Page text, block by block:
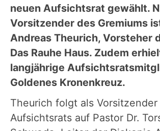
neuen Aufsichtsrat gewählt.
Vorsitzender des Gremiums
Andreas Theurich, Vorsteher
Das Rauhe Haus. Zudem
langjährige
Goldenes Kronenkreuz.
Theurich folgt als Vorsitzender
Aufsichtsrats auf Pastor Dr.